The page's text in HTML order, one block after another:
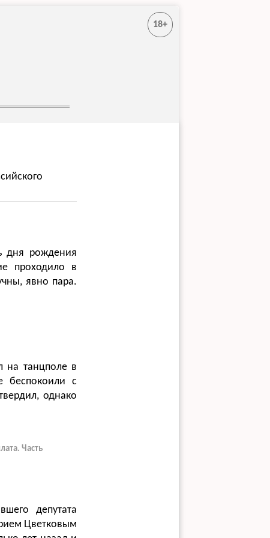
18+
дня рождения
проходило в
явно пара.
на танцполе в
беспокоили с
однако
Часть
депутата
Цветковым